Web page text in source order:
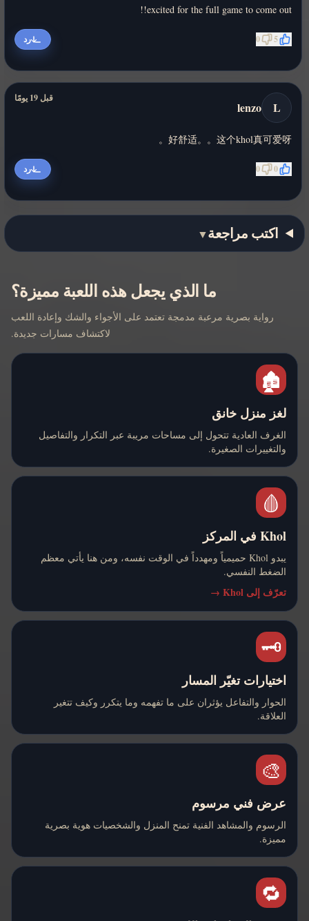
excited for the full game to come out!!
5
0 رد
L
lenzo
قبل 19 يومًا
好舒适。。这个khol真可爱呀。
0
0 رد
اكتب مراجعة▼
ما الذي يجعل هذه اللعبة مميزة؟
رواية بصرية مرعبة مدمجة تعتمد على الأجواء والشك وإعادة اللعب
لاكتشاف مسارات جديدة.
🏚️
لغز منزل خانق
الغرف العادية تتحول إلى مساحات مريبة عبر التكرار والتفاصيل
والتغييرات الصغيرة.
🩸
Khol في المركز
يبدو Khol حميمياً ومهدداً في الوقت نفسه، ومن هنا يأتي معظم
الضغط النفسي.
تعرّف إلى Khol →
🗝️
اختيارات تغيّر المسار
الحوار والتفاعل يؤثران على ما تفهمه وما يتكرر وكيف تتغير
العلاقة.
🎨
عرض فني مرسوم
الرسوم والمشاهد الفنية تمنح المنزل والشخصيات هوية بصرية
مميزة.
🔁